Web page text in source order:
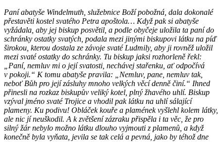
Paní abatyše Windelmuth, služebnice Boží pobožná, dala dokonalé
přestavěti kostel svatého Petra apoštola… Když pak si abatyše
vyžádala, aby jej biskup posvětil, a podle obyčeje uložila ta paní do
schránky ostatky svatých, podala mezi jinými biskupovi látku na píď
širokou, kterou dostala ze závoje svaté Ludmily, aby ji rovněž uložil
mezi svaté ostatky do schránky. Tu biskup jaksi rozhorleně řekl:
„Paní, nemluv mi o její svatosti, nechávej stařenku, ať odpočívá
v pokoji.“ K tomu abatyše pravila: „Nemluv, pane, nemluv tak,
neboť Bůh pro její zásluhy mnoho velkých věcí denně činí.“ Ihned
přinesli na rozkaz biskupův veliký kotel, plný žhavého uhlí. Biskup
vzýval jméno svaté Trojice a vhodil pak látku na uhlí sálající
plameny. Ku podivu! Obláček kouře a plamének vyšlehl kolem látky,
ale nic jí neuškodil. A k zvětšení zázraku přispěla i ta věc, že pro
silný žár nebylo možno látku dlouho vyjmouti z plamenů, a když
konečně byla vyňata, jevila se tak celá a pevná, jako by téhož dne